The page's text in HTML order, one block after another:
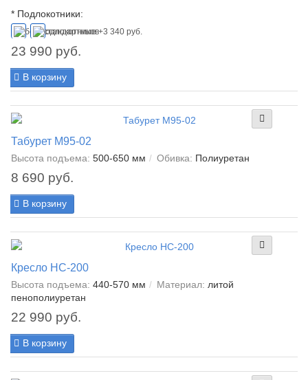
* Подлокотники:
23 990 руб.
В корзину
Табурет М95-02
Высота подъема: 500-650 мм Обивка: Полиуретан
8 690 руб.
В корзину
Кресло HC-200
Высота подъема: 440-570 мм Материал: литой
пенополиуретан
22 990 руб.
В корзину